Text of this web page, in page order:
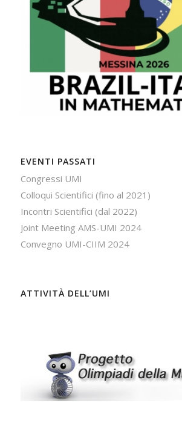
EVENTI PASSATI
Congressi UMI
Colloqui Scientifici (fino al 2021)
Incontri Scientifici (dal 2022)
Joint Meeting AMS-UMI 2024
Convegno UMI-CIIM 2024
ATTIVITÀ DELL’UMI